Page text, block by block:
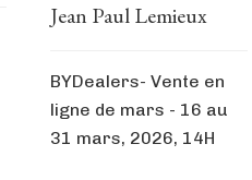
Jean Paul Lemieux
BYDealers- Vente en
ligne de mars - 16 au
31 mars, 2026, 14H